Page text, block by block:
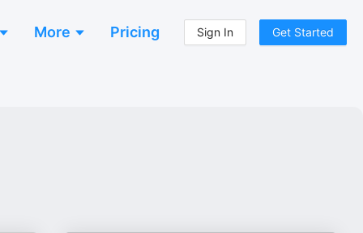
More Pricing Sign In Get Started